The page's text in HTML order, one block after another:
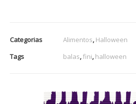
Categorias Alimentos, Halloween
Tags
balas,fini, halloween